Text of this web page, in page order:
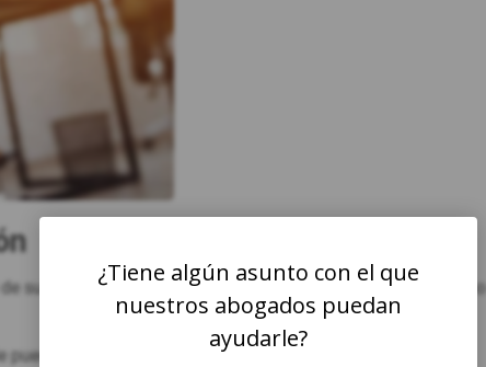
sufrir lesiones graves que conducir un automóvil de tamaño
ser mortal.
¿Tiene algún asunto con el que
nuestros abogados puedan
ayudarle?